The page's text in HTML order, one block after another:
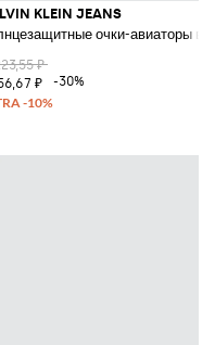
оправе с монограммой
KLEIN JEANS
очки-авиаторы в
₽
₽
-30%